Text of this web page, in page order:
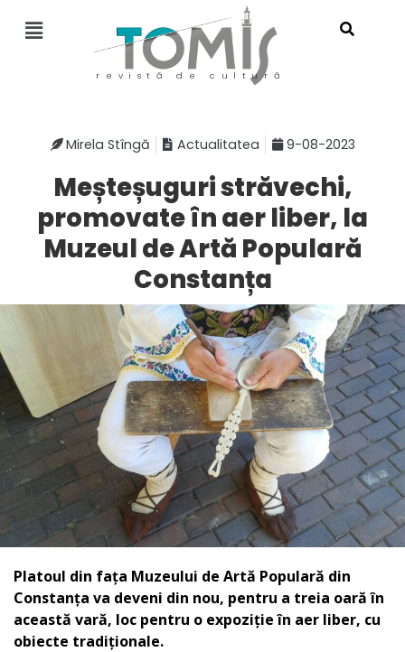
revistă de cultură
Mirela Stîngă Actualitatea 9-08-2023
Meșteșuguri străvechi,
promovate în aer liber, la
Muzeul de Artă Populară
Constanța
Platoul din fața Muzeului de Artă Populară din
Constanța va deveni din nou, pentru a treia oară în
această vară, loc pentru o expoziție în aer liber, cu
obiecte tradiționale.